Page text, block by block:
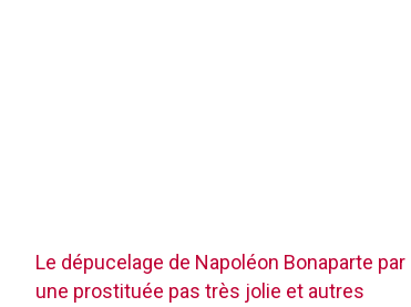
Le dépucelage de Napoléon Bonaparte par
une prostituée pas très jolie et autres